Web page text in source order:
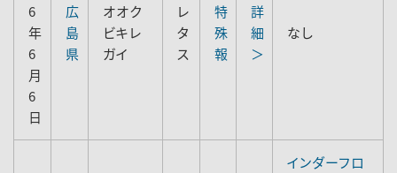
6
年
6
月
6
日
広
島
県
オオク
ビキレ
ガイ
レ
タ
ス
特
殊
報
詳
細
＞
なし
インダーフロ